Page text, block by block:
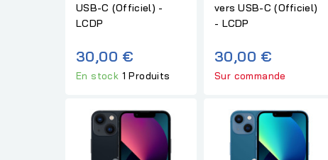
USB-C (Officiel) -
LCDP
30,00 €
En stock 1 Produits
vers USB-C (Officiel)
- LCDP
30,00 €
Sur commande